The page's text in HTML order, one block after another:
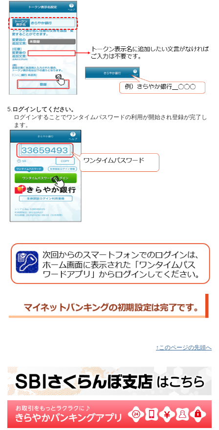
5.ログインしてください。
ログインすることでワンタイムパスワードの利用が開始され登録が完了し
ます。
↑このページの先頭へ